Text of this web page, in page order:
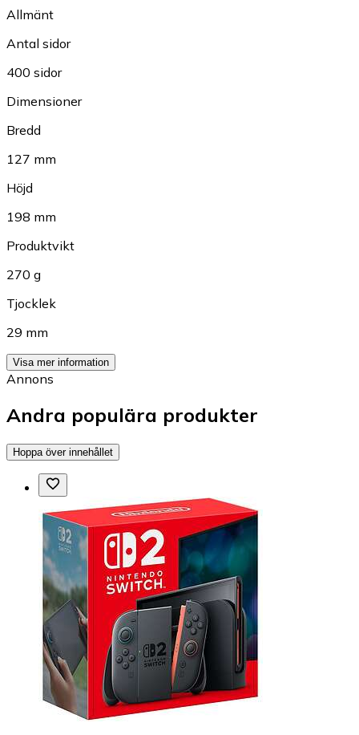
Allmänt
Antal sidor
400 sidor
Dimensioner
Bredd
127 mm
Höjd
198 mm
Produktvikt
270 g
Tjocklek
29 mm
Visa mer information
Annons
Andra populära produkter
Hoppa över innehållet